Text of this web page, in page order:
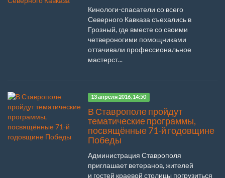
Кинологи-спасатели со всего
Северного Кавказа съехались в
Грозный, где вместе со своими
четвероногими помощниками
оттачивали профессиональное
мастерст...
13 апреля 2016, 14:50
В Ставрополе пройдут
тематические программы,
посвящённые 71-й годовщине
Победы
Администрация Ставрополя
приглашает ветеранов, жителей
и гостей краевой столицы погрузиться